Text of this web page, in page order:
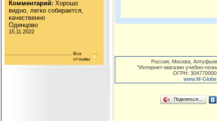
Комментарий: Хорошо
видно, легко собирается,
качественно
Одинцово
15.11.2022
Все
отзывы
Россия Москва
"Интернет-магазин учебно-
ОГРН:
www.M-
Поделиться…